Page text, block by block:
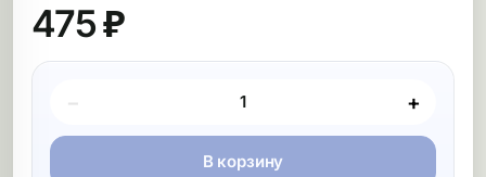
475 ₽
Покупка товара
− +
В корзину